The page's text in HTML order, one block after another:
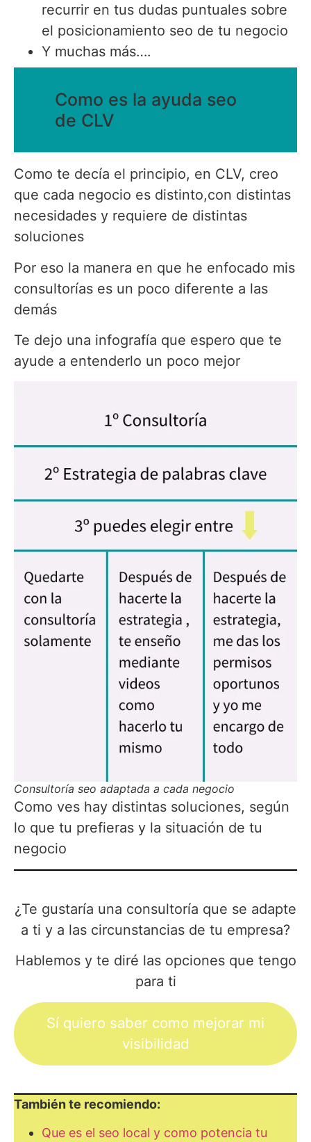
recurrir en tus dudas puntuales sobre
el posicionamiento seo de tu negocio
Y muchas más….
Como es la ayuda seo
de CLV
Como te decía el principio, en CLV, creo
que cada negocio es distinto,con distintas
necesidades y requiere de distintas
soluciones
Por eso la manera en que he enfocado mis
consultorías es un poco diferente a las
demás
Te dejo una infografía que espero que te
ayude a entenderlo un poco mejor
Consultoría seo adaptada a cada negocio
Como ves hay distintas soluciones, según
lo que tu prefieras y la situación de tu
negocio
¿Te gustaría una consultoría que se adapte
a ti y a las circunstancias de tu empresa?
Hablemos y te diré las opciones que tengo
para ti
Sí quiero saber como mejorar mi
visibilidad
También te recomiendo:
Que es el seo local y como potencia tu